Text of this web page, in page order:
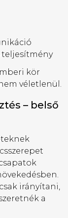
teljesítmény
kör
véletlenül.
– belső
irányítani,
a